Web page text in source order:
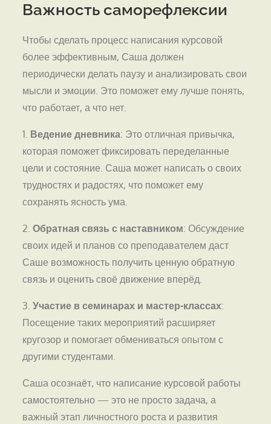
Важность саморефлексии
Чтобы сделать процесс написания курсовой
более эффективным, Саша должен
периодически делать паузу и анализировать свои
мысли и эмоции. Это поможет ему лучше понять,
что работает, а что нет.
1. Ведение дневника: Это отличная привычка,
которая поможет фиксировать переделанные
цели и состояние. Саша может написать о своих
трудностях и радостях, что поможет ему
сохранять ясность ума.
2.Обратная связь с наставником: Обсуждение
своих идей и планов со преподавателем даст
Саше возможность получить ценную обратную
связь и оценить своё движение вперёд.
3.Участие в семинарах и мастер-классах:
Посещение таких мероприятий расширяет
кругозор и помогает обмениваться опытом с
другими студентами.
Саша осознаёт, что написание курсовой работы
самостоятельно — это не просто задача, а
важный этап личностного роста и развития